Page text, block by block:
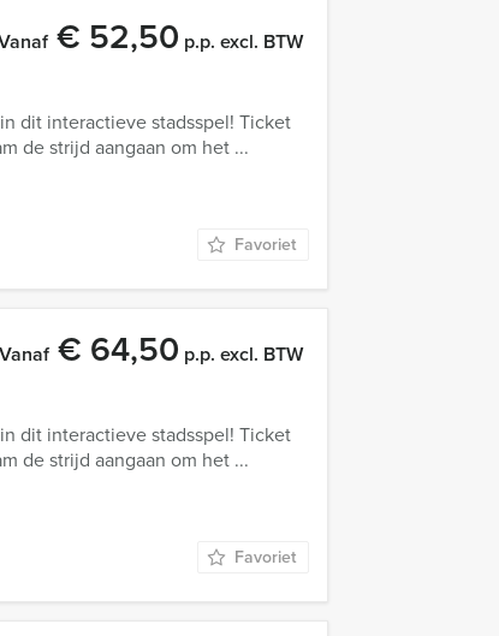
€ 52,50 p.p. excl. BTW
dit interactieve stadsspel! Ticket
de strijd aangaan om het ...
Favoriet
Vanaf€ 64,50 p.p. excl. BTW
dit interactieve stadsspel! Ticket
de strijd aangaan om het ...
Favoriet